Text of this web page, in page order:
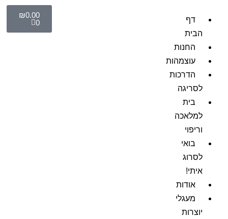
דף
הבית
החנות
עוצמהות
הדרכות
לסריגה
בית
למלאכה
וריפוי
בואי
לסרוג
איתי!
אודות
מעגלי
יוצרות
₪0.00
0